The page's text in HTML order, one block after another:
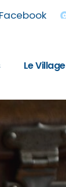
Facebook
Le Village